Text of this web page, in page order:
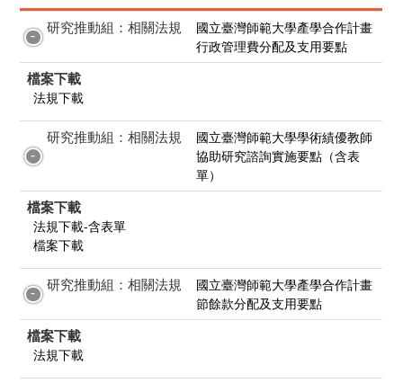
研究推動組：相關法規
國立臺灣師範大學產學合作計畫
行政管理費分配及支用要點
檔案下載
法規下載
研究推動組：相關法規
國立臺灣師範大學學術績優教師
協助研究諮詢實施要點（含表
單）
檔案下載
法規下載-含表單
檔案下載
研究推動組：相關法規
國立臺灣師範大學產學合作計畫
節餘款分配及支用要點
檔案下載
法規下載